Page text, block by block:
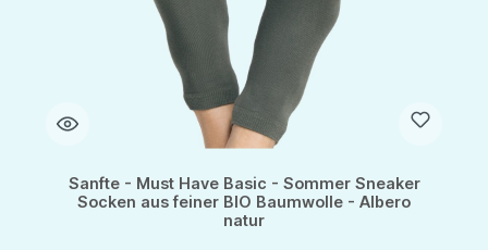
Sanfte - Must Have Basic - Sommer Sneaker
Socken aus feiner BIO Baumwolle - Albero
natur